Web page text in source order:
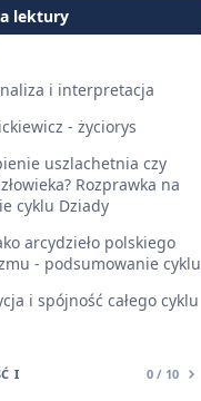
lektury
i interpretacja
- życiorys
uszlachetnia czy
Rozprawka na
cyklu Dziady
arcydzieło polskiego
- podsumowanie cyklu
i spójność całego cyklu
I 0 / 10